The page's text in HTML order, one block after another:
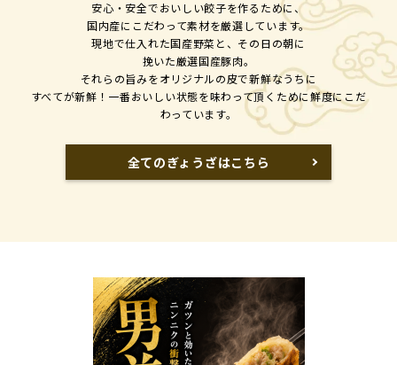
安心・安全でおいしい餃子を作るために、
国内産にこだわって素材を厳選しています。
現地で仕入れた国産野菜と、その日の朝に
挽いた厳選国産豚肉。
それらの旨みをオリジナルの皮で新鮮なうちに
すべてが新鮮！一番おいしい状態を味わって頂くために鮮度にこだ
わっています。
全てのぎょうざはこちら